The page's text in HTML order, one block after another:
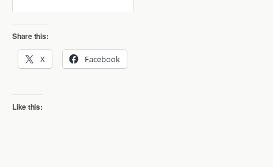
Share this:
X Facebook
Like this: